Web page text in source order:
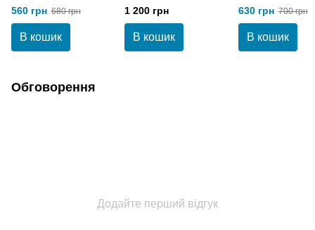
deeply Hair Growth
Serum
560 грн 680 грн
В кошик
Mimare Energizing
Lotion 125 мл
1 200 грн
В кошик
Лосьон проти
випадіння
мл
630 грн 700 грн
В кошик
Обговорення
Додайте перший відгук